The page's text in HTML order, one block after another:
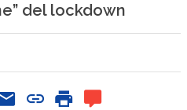
del lockdown